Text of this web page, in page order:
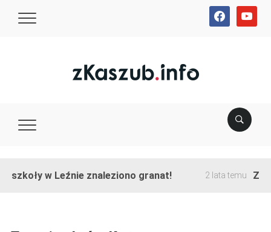
facebookyoutube
szkoły w Leźnie znaleziono granat! 2 lata temu